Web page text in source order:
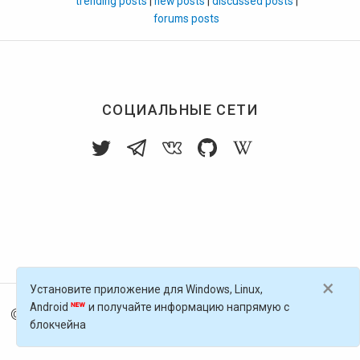
forums posts
СОЦИАЛЬНЫЕ СЕТИ
© 2016-2026Голос Блоги — децентрализованная п
латформа, работающая на блокчейне Golos
×
Установите приложение для Windows, Linux,
Android
и получайте информацию напрямую с
блокчейна